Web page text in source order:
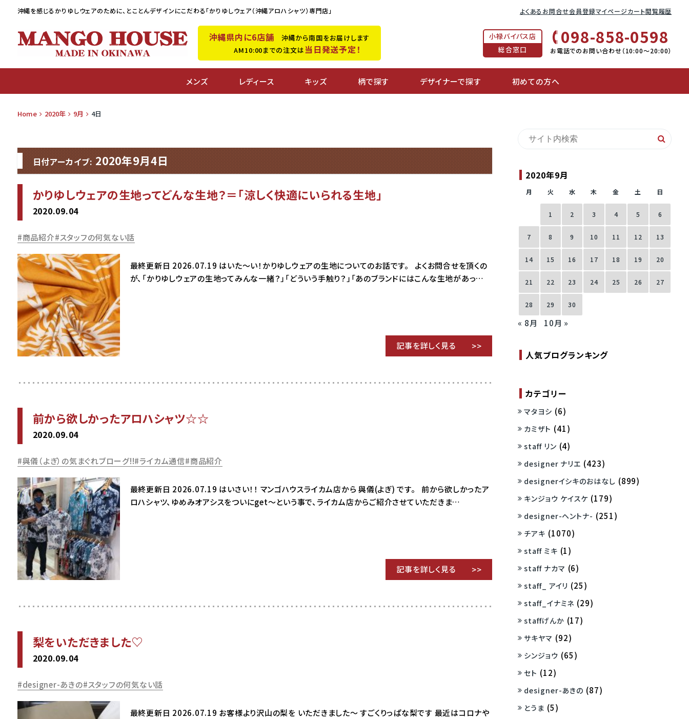
沖縄を感じるかりゆしウェアのために、 とことんデザインにこだわる「かりゆしウェア（沖縄アロハシャツ）専門店」 よくあるお問合せ会員登録マイページカート閲覧履歴
沖縄県内に6店舗 沖縄から南国をお届けします
AM10:00までの注文は当日発送予定！
小禄バイパス店
総合窓口
098-858-0598
お電話でのお問い合わせ（10:00〜20:00）
メンズ レディース キッズ 柄で探す デザイナーで探す 初めての方へ
Home 2020年 9月 4日
日付アーカイブ: 2020年9月4日
かりゆしウェアの生地ってどんな生地？＝「涼しく快適にいられる生地」
2020.09.04
商品紹介 スタッフの何気ない話
最終更新日 2026.07.19 はいた～い！かりゆしウェアの生地についてのお話です。 よくお問合せを頂くの
が、「かりゆしウェアの生地ってみんな一緒？」「どういう手触り？」「あのブランドにはこんな生地があっ…
記事を詳しく見る
前から欲しかったアロハシャツ☆☆
2020.09.04
與儀（よぎ）の気まぐれブローグ!! ライカム通信 商品紹介
最終更新日 2026.07.19 はいさい！！ マンゴハウスライカム店から 與儀(よぎ) です。 前から欲しかったア
ロハシャツ、ゆめみオアシスをついにget～という事で、ライカム店からご紹介させていただきま…
記事を詳しく見る
梨をいただきました♡
2020.09.04
designer-あきの スタッフの何気ない話
最終更新日 2026.07.19 お客様より沢山の梨を いただきました〜 すごくりっぱな梨です 最近はコロナや
2020年9月
月 火 水 木 金 土 日
1 2 3 4 5 6
7 8 9 10 11 12 13
14 15 16 17 18 19 20
21 22 23 24 25 26 27
28 29 30
« 8月 10月 »
人気ブログランキング
カテゴリー
マタヨシ (6)
カミザト (41)
staff リン (4)
designer ナリエ (423)
designerイシキのおはなし (899)
キンジョウ ケイスケ (179)
designer-ヘントナ- (251)
チアキ (1070)
staff ミキ (1)
staff ナカマ (6)
staff_ アイリ (25)
staff_イナミネ (29)
staffげんか (17)
サキヤマ (92)
シンジョウ (65)
セト (12)
designer-あきの (87)
とうま (5)